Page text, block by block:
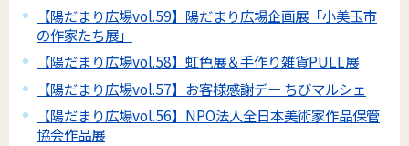
【陽だまり広場vol.59】陽だまり広場企画展「小美玉市
の作家たち展」
【陽だまり広場vol.58】虹色展＆手作り雑貨PULL展
【陽だまり広場vol.57】お客様感謝デー ちびマルシェ
【陽だまり広場vol.56】NPO法人全日本美術家作品保管
協会作品展